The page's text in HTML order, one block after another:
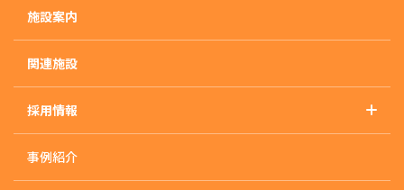
入院治療について
入・退院の流れ
入院生活について
施設案内
関連施設
採用情報
採用情報トップ
採用に関するお知らせ
事例紹介